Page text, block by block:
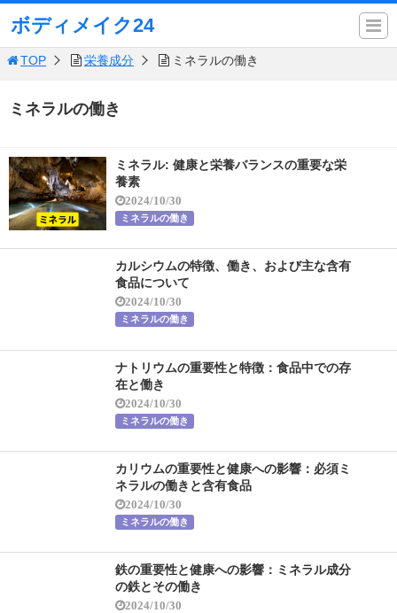
ボディメイク24
TOP 栄養成分 ミネラルの働き
ミネラルの働き
ミネラル: 健康と栄養バランスの重要な栄
養素
2024/10/30
ミネラルの働き
カルシウムの特徴、働き、および主な含有
食品について
2024/10/30
ミネラルの働き
ナトリウムの重要性と特徴：食品中での存
在と働き
2024/10/30
ミネラルの働き
カリウムの重要性と健康への影響：必須ミ
ネラルの働きと含有食品
2024/10/30
ミネラルの働き
鉄の重要性と健康への影響：ミネラル成分
の鉄とその働き
2024/10/30